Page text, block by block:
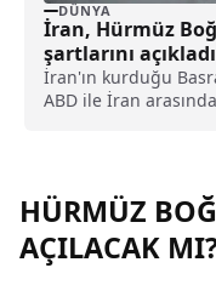
DÜNYA
İran, Hürmüz
şartlarını açıkladı
İran'ın kurduğu
ABD ile İran
HÜRMÜZ
AÇILACAK